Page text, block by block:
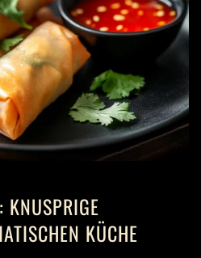
KNUSPRIGE
KÜCHE